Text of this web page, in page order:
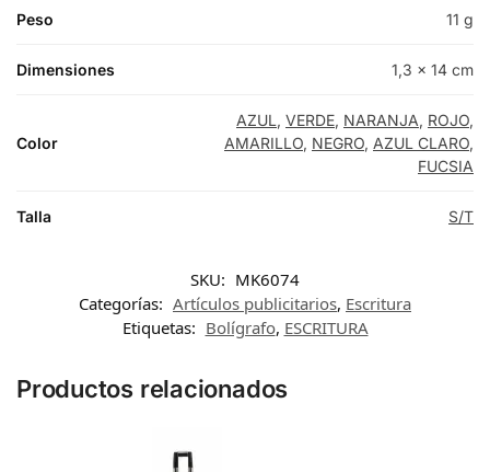
Peso 11 g
Dimensiones 1,3 × 14 cm
Color
AZUL, VERDE, NARANJA, ROJO,
AMARILLO, NEGRO, AZUL CLARO,
FUCSIA
Talla S/T
SKU: MK6074
Categorías: Artículos publicitarios, Escritura
Etiquetas: Bolígrafo, ESCRITURA
Productos relacionados